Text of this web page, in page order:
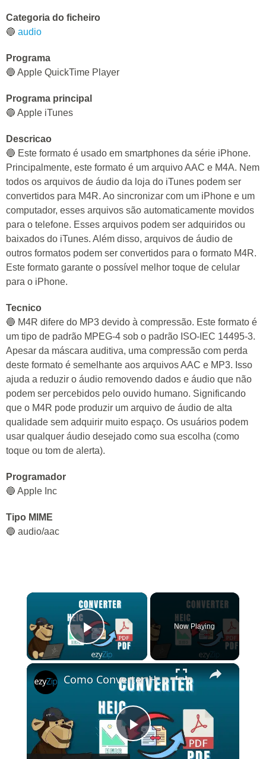
Categoria do ficheiro
🔵 audio
Programa
🔵 Apple QuickTime Player
Programa principal
🔵 Apple iTunes
Descricao
🔵 Este formato é usado em smartphones da série iPhone.
Principalmente, este formato é um arquivo AAC e M4A. Nem
todos os arquivos de áudio da loja do iTunes podem ser
convertidos para M4R. Ao sincronizar com um iPhone e um
computador, esses arquivos são automaticamente movidos
para o telefone. Esses arquivos podem ser adquiridos ou
baixados do iTunes. Além disso, arquivos de áudio de
outros formatos podem ser convertidos para o formato M4R.
Este formato garante o possível melhor toque de celular
para o iPhone.
Tecnico
🔵 M4R difere do MP3 devido à compressão. Este formato é
um tipo de padrão MPEG-4 sob o padrão ISO-IEC 14495-3.
Apesar da máscara auditiva, uma compressão com perda
deste formato é semelhante aos arquivos AAC e MP3. Isso
ajuda a reduzir o áudio removendo dados e áudio que não
podem ser percebidos pelo ouvido humano. Significando
que o M4R pode produzir um arquivo de áudio de alta
qualidade sem adquirir muito espaço. Os usuários podem
usar qualquer áudio desejado como sua escolha (como
toque ou tom de alerta).
Programador
🔵 Apple Inc
Tipo MIME
🔵 audio/aac
×
Play Video
Now Playing
×
Play
Como Converter HEIC Para PDF Online (Guia Simples)